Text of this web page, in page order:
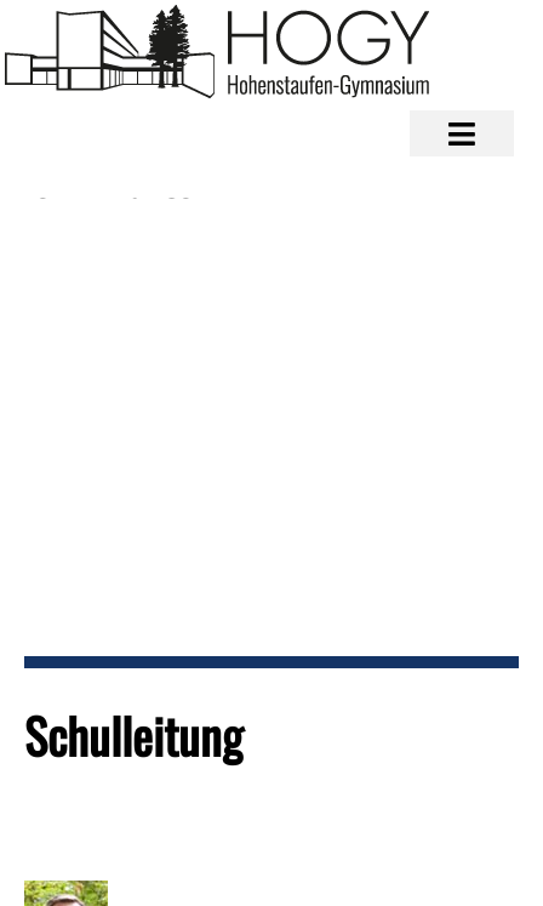
Schulleitung